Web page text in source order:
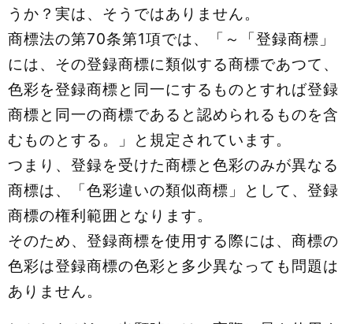
うか？実は、そうではありません。
商標法の第70条第1項では、「～「登録商標」
には、その登録商標に類似する商標であつて、
色彩を登録商標と同一にするものとすれば登録
商標と同一の商標であると認められるものを含
むものとする。」と規定されています。
つまり、登録を受けた商標と色彩のみが異なる
商標は、「色彩違いの類似商標」として、登録
商標の権利範囲となります。
そのため、登録商標を使用する際には、商標の
色彩は登録商標の色彩と多少異なっても問題は
ありません。